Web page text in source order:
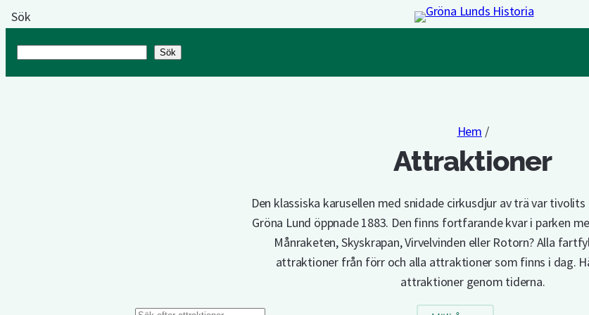
Sök
Sök
Hem /
Attraktioner
Den klassiska karusellen med snidade cirkusdjur av trä var
Gröna Lund öppnade 1883. Den finns fortfarande kvar i parken
Månraketen, Skyskrapan, Virvelvinden eller Rotorn? Alla
attraktioner från förr och alla attraktioner som finns i dag.
attraktioner genom tiderna.